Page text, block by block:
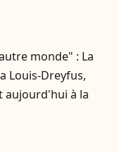
monde" : La
Louis-Dreyfus,
aujourd'hui à la